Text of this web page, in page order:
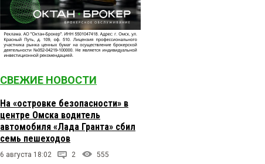
СВЕЖИЕ НОВОСТИ
На «островке безопасности» в
центре Омска водитель
автомобиля «Лада Гранта» сбил
семь пешеходов
6 августа 18:02 2 555